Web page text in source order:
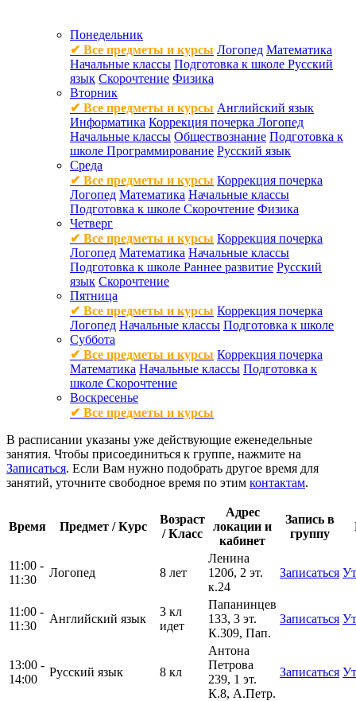
Понедельник
✔ Все предметы и курсы Логопед Математика
Начальные классы Подготовка к школе Русский
язык Скорочтение Физика
Вторник
✔ Все предметы и курсы Английский язык
Информатика Коррекция почерка Логопед
Начальные классы Обществознание Подготовка к
школе Программирование Русский язык
Среда
✔ Все предметы и курсы Коррекция почерка
Логопед Математика Начальные классы
Подготовка к школе Скорочтение Физика
Четверг
✔ Все предметы и курсы Коррекция почерка
Логопед Математика Начальные классы
Подготовка к школе Раннее развитие Русский
язык Скорочтение
Пятница
✔ Все предметы и курсы Коррекция почерка
Логопед Начальные классы Подготовка к школе
Суббота
✔ Все предметы и курсы Коррекция почерка
Математика Начальные классы Подготовка к
школе Скорочтение
Воскресенье
✔ Все предметы и курсы
В расписании указаны уже действующие еженедельные
занятия. Чтобы присоединиться к группе, нажмите на
Записаться. Если Вам нужно подобрать другое время для
занятий, уточните свободное время по этим контактам.
Время Предмет / Курс
Возраст
/ Класс
Адрес
локации и
кабинет
Запись в
группу
11:00 -
11:30
Логопед 8 лет
Ленина
120б, 2 эт.
к.24
Записаться
11:00 -
11:30
Английский язык
3 кл
идет
Папанинцев
133, 3 эт.
К.309, Пап.
Записаться
13:00 -
14:00
Русский язык 8 кл
Антона
Петрова
239, 1 эт.
К.8, А.Петр.
Записаться